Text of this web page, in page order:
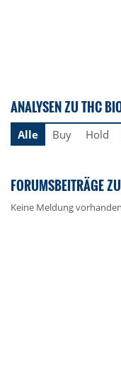
ANALYSEN ZU THC
Alle Buy Hold
FORUMSBEITRÄGE
Keine Meldung vorhanden